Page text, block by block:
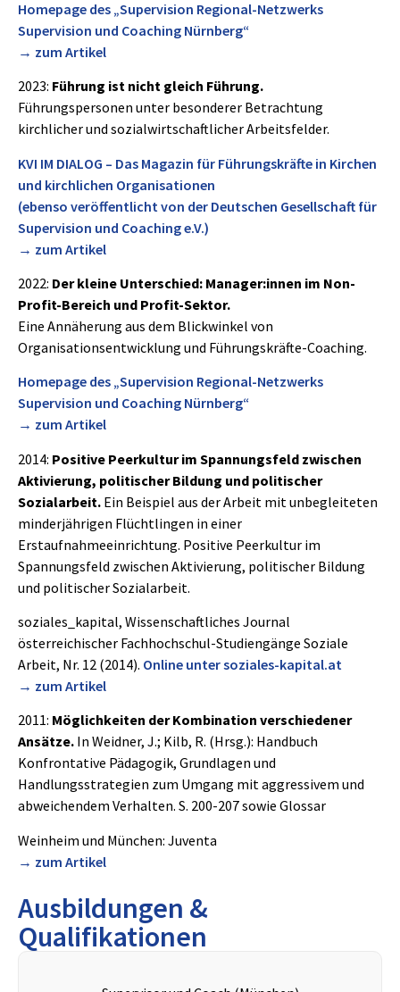
Homepage des „Supervision Regional-Netzwerks
Supervision und Coaching Nürnberg“
→ zum Artikel
2023: Führung ist nicht gleich Führung.
Führungspersonen unter besonderer Betrachtung
kirchlicher und sozialwirtschaftlicher Arbeitsfelder.
KVI IM DIALOG – Das Magazin für Führungskräfte in Kirchen
und kirchlichen Organisationen
(ebenso veröffentlicht von der Deutschen Gesellschaft für
Supervision und Coaching e.V.)
→ zum Artikel
2022: Der kleine Unterschied: Manager:innen im Non-
Profit-Bereich und Profit-Sektor.
Eine Annäherung aus dem Blickwinkel von
Organisationsentwicklung und Führungskräfte-Coaching.
Homepage des „Supervision Regional-Netzwerks
Supervision und Coaching Nürnberg“
→ zum Artikel
2014: Positive Peerkultur im Spannungsfeld zwischen
Aktivierung, politischer Bildung und politischer
Sozialarbeit. Ein Beispiel aus der Arbeit mit unbegleiteten
minderjährigen Flüchtlingen in einer
Erstaufnahmeeinrichtung. Positive Peerkultur im
Spannungsfeld zwischen Aktivierung, politischer Bildung
und politischer Sozialarbeit.
soziales_kapital, Wissenschaftliches Journal
österreichischer Fachhochschul-Studiengänge Soziale
Arbeit, Nr. 12 (2014). Online unter soziales-kapital.at
→ zum Artikel
2011: Möglichkeiten der Kombination verschiedener
Ansätze. In Weidner, J.; Kilb, R. (Hrsg.): Handbuch
Konfrontative Pädagogik, Grundlagen und
Handlungsstrategien zum Umgang mit aggressivem und
abweichendem Verhalten. S. 200-207 sowie Glossar
Weinheim und München: Juventa
→ zum Artikel
Ausbildungen &
Qualifikationen